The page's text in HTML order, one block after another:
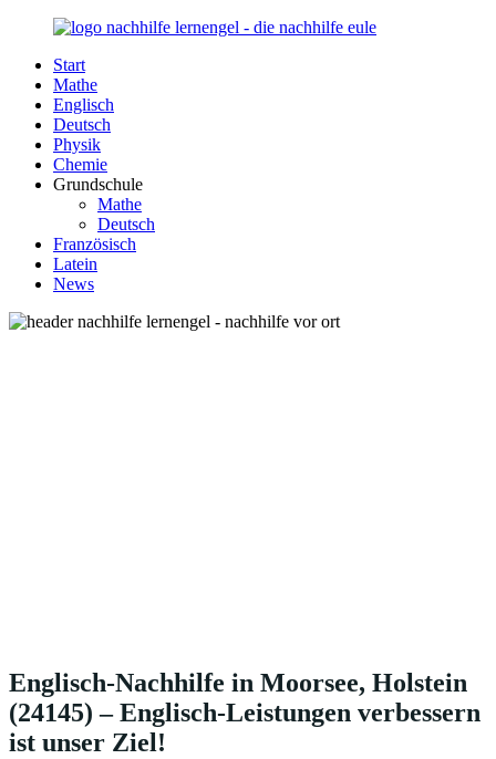
Zurück
Inhalt
Nachhilfe-
Lernengel.de
Unsere
Nachhilfe-
Eule
berät
zum
Damit
Lernen
Spaß
Start
Mathe
Englisch
Deutsch
Physik
Chemie
Grundschule
Mathe
Deutsch
Französisch
Latein
News
Englisch-Nachhilfe in Moorsee, Holstein
(24145) – Englisch-Leistungen verbessern
ist unser Ziel!